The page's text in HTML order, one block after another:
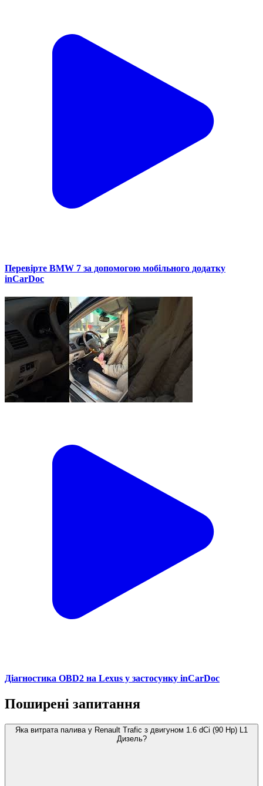
Перевірте BMW 7 за допомогою мобільного додатку
inCarDoc
Діагностика OBD2 на Lexus у застосунку inCarDoc
Поширені запитання
Яка витрата палива у Renault Trafic з двигуном 1.6 dCi (90 Hp) L1
Дизель?